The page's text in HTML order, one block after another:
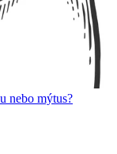
nebo mýtus?